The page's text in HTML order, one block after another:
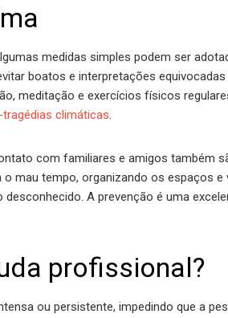
medidas simples podem ser
boatos e interpretações
meditação e exercícios físicos
climáticas.
com familiares e amigos também
o mau tempo, organizando os espaços
A prevenção é uma
profissional?
ou persistente, impedindo que a